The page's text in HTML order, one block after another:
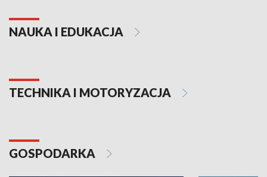
NAUKA I EDUKACJA
TECHNIKA I MOTORYZACJA
GOSPODARKA